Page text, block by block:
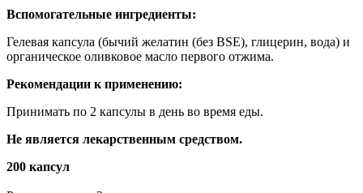
Вспомогательные ингредиенты:
Гелевая капсула (бычий желатин (без BSE), глицерин, вода) и
органическое оливковое масло первого отжима.
Рекомендации к применению:
Принимать по 2 капсулы в день во время еды.
Не является лекарственным средством.
200 капсул